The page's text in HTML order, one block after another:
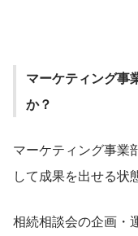
マーケティング事
か？
マーケティング事業
して成果を出せる状
相続相談会の企画・